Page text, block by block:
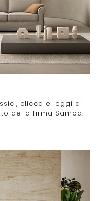
clicca e leggi di
della firma Samoa.